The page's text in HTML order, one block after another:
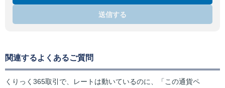
送信する
関連するよくあるご質問
くりっく365取引で、レートは動いているのに、「この通貨ペ